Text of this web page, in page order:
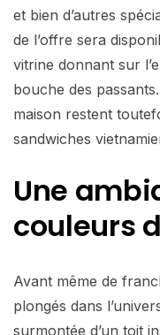
et bien d’autres
de l’offre sera
vitrine donnant sur
bouche des
maison restent
sandwiches
Une
couleurs
Avant même de
plongés dans
surmontée d’un toit